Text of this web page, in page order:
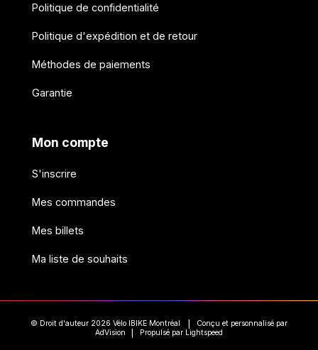
Politique de confidentialité
Politique d'expédition et de retour
Méthodes de paiements
Garantie
Mon compte
S'inscrire
Mes commandes
Mes billets
Ma liste de souhaits
© Droit d'auteur 2026 Vélo IBIKE Montréal
Conçu et personnalisé par
AdVision
Propulsé par Lightspeed